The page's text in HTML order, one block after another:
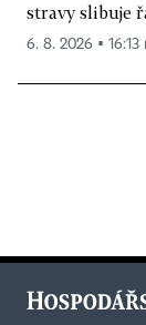
stravy slibuje
6. 8. 2026 ▪ 16:13